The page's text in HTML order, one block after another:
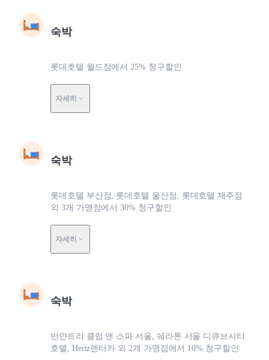
숙박
롯데호텔 월드점에서 25% 청구할인
자세히
숙박
롯데호텔 부산점, 롯데호텔 울산점, 롯데호텔 제주점
외 3개 가맹점에서 30% 청구할인
자세히
숙박
반얀트리 클럽 앤 스파 서울, 쉐라톤 서울 디큐브시티
호텔, Hertz렌터카 외 2개 가맹점에서 10% 청구할인